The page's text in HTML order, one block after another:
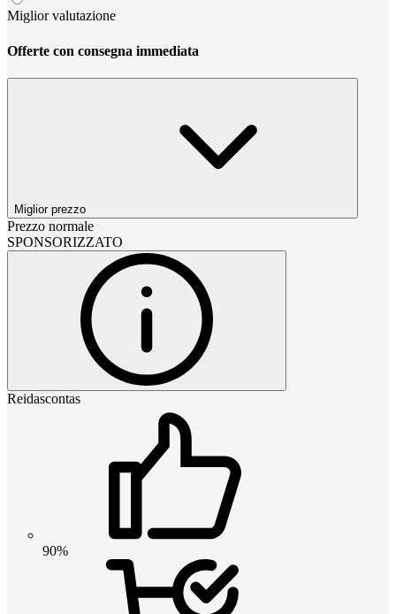
Miglior valutazione
Offerte con consegna immediata
Miglior prezzo
Prezzo normale
SPONSORIZZATO
Reidascontas
90%